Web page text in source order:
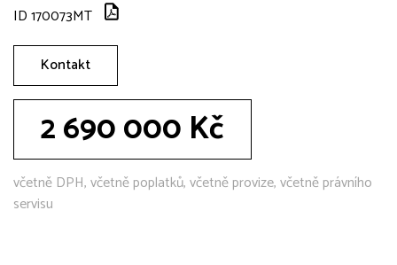
ID 170073MT
Kontakt
2 690 000 Kč
včetně DPH, včetně poplatků, včetně provize, včetně právního
servisu